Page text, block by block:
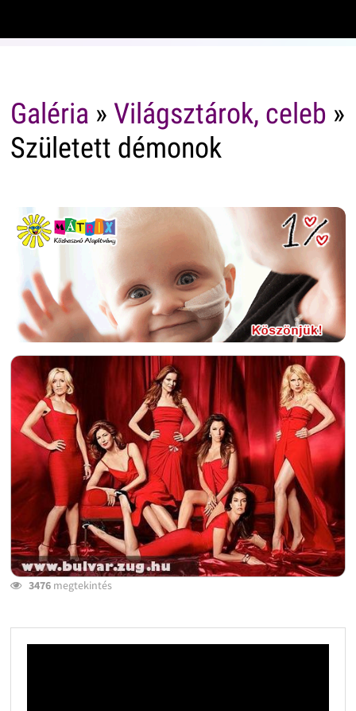
Galéria » Világsztárok, celeb »
Született démonok
3476megtekintés